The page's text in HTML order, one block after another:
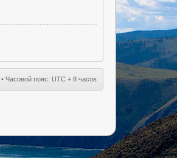
• Часовой пояс: UTC + 8 часов